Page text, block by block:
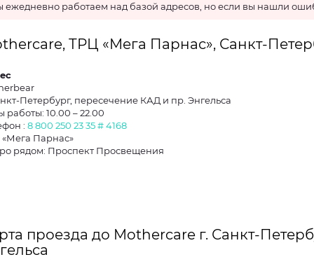
работаем над базой адресов, но если вы нашли
ТРЦ «Мега Парнас», Санкт-
Петербург, пересечение КАД и пр. Энгельса
работы: 10.00 – 22.00
: 8 800 250 23 35 # 4168
Парнас»
рядом: Проспект Просвещения
проезда до Mothercare г. Санкт-